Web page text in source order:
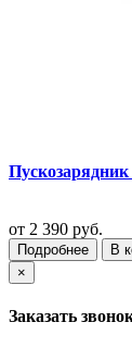
от 2 390 руб.
Подробнее
В
×
Заказать